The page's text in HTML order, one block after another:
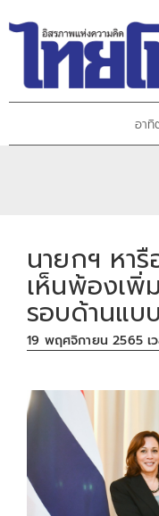
อา
นายกฯ หา
เห็นพ้องเพิ่
รอบด้านแบ
19 พฤศจิกายน 2565 เว